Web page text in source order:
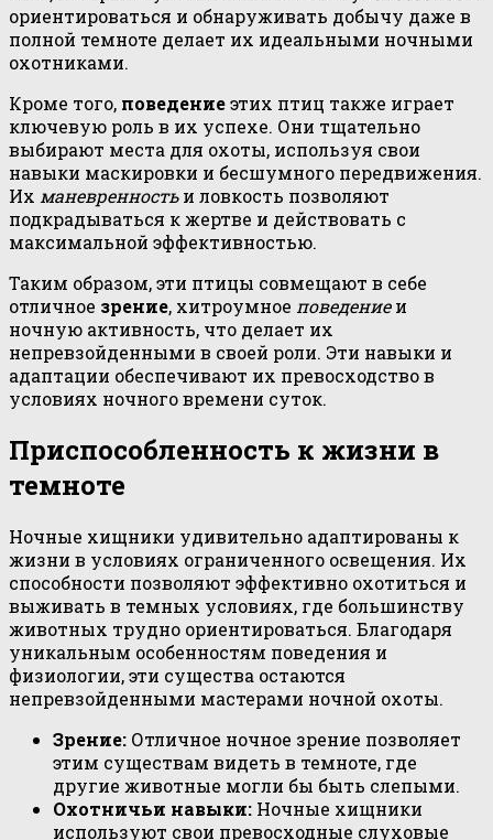
ориентироваться и обнаруживать добычу даже в
полной темноте делает их идеальными ночными
охотниками.
Кроме того, поведениеэтих птиц также играет
ключевую роль в их успехе. Они тщательно
выбирают места для охоты, используя свои
навыки маскировки и бесшумного передвижения.
Их маневренностьи ловкость позволяют
подкрадываться к жертве и действовать с
максимальной эффективностью.
Таким образом, эти птицы совмещают в себе
отличное зрение, хитроумное поведениеи
ночную активность, что делает их
непревзойденными в своей роли. Эти навыки и
адаптации обеспечивают их превосходство в
условиях ночного времени суток.
Приспособленность к жизни в
темноте
Ночные хищники удивительно адаптированы к
жизни в условиях ограниченного освещения. Их
способности позволяют эффективно охотиться и
выживать в темных условиях, где большинству
животных трудно ориентироваться. Благодаря
уникальным особенностям поведения и
физиологии, эти существа остаются
непревзойденными мастерами ночной охоты.
Зрение: Отличное ночное зрение позволяет
этим существам видеть в темноте, где
другие животные могли бы быть слепыми.
Охотничьи навыки: Ночные хищники
используют свои превосходные слуховые